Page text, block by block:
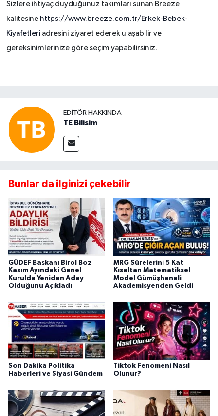
Sizlere ihtiyaç duyduğunuz takımları sunan Breeze
kalitesine https://www.breeze.com.tr/Erkek-Bebek-
Kiyafetleriadresini ziyaret ederek ulaşabilir ve
gereksinimlerinize göre seçim yapabilirsiniz.
EDITÖR HAKKINDA
TE Bilisim
Bunlar da ilginizi çekebilir
GÜDEF Başkanı Birol Boz
Kasım Ayındaki Genel
Kurulda Yeniden Aday
Olduğunu Açıkladı
MRG Sürelerini 5 Kat
Kısaltan Matematiksel
Model Gümüşhaneli
Akademisyenden Geldi
Son Dakika Politika
Haberleri ve Siyasi Gündem
Tiktok Fenomeni Nasıl
Olunur?